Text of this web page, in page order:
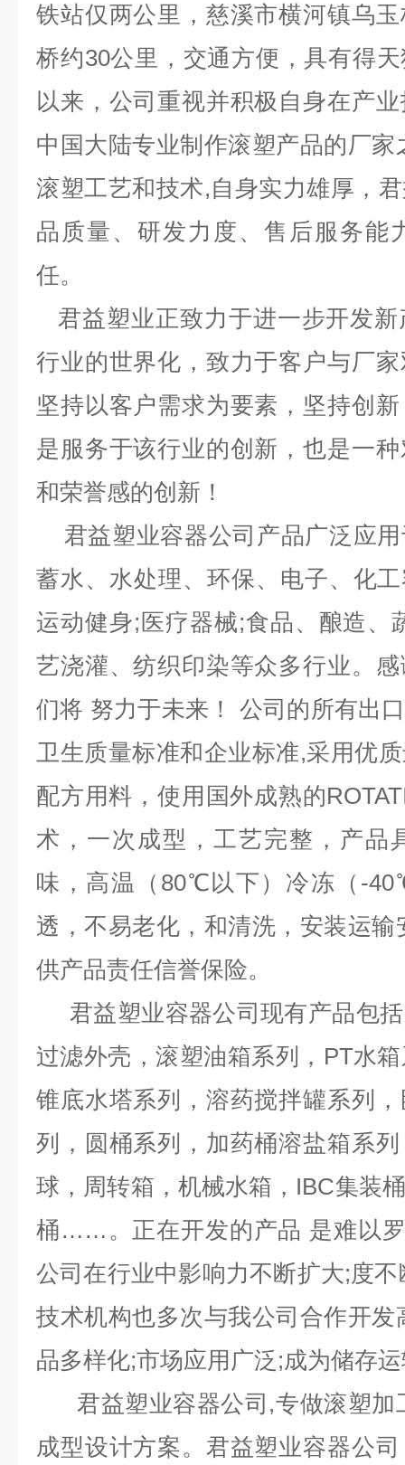
铁站仅两公里，慈溪市横河镇乌
桥约30公里，交通方便，具有得
以来，公司重视并积极自身在产
中国大陆专业制作滚塑产品的厂
滚塑工艺和技术,自身实力雄厚，
品质量、研发力度、售后服务能
任。
君益塑业正致力于进一步开发
行业的世界化，致力于客户与厂
坚持以客户需求为要素，坚持创
是服务于该行业的创新，也是一
和荣誉感的创新！
君益塑业容器公司产品广泛应
蓄水、水处理、环保、电子、化
运动健身;医疗器械;食品、酿造、
艺浇灌、纺织印染等众多行业。
们将 努力于未来！ 公司的所有出
卫生质量标准和企业标准,采用优
配方用料，使用国外成熟的
术，一次成型，工艺完整，产品
味，高温（80℃以下）冷冻（-
透，不易老化，和清洗，安装运
供产品责任信誉保险。
君益塑业容器公司现有产品包
过滤外壳，滚塑油箱系列，PT水
锥底水塔系列，溶药搅拌罐系列
列，圆桶系列，加药桶溶盐箱系
球，周转箱，机械水箱，IBC集装
桶……。正在开发的产品 是难以
公司在行业中影响力不断扩大;度
技术机构也多次与我公司合作开
品多样化;市场应用广泛;成为储存
君益塑业容器公司,专做滚塑加
成型设计方案。君益塑业容器公